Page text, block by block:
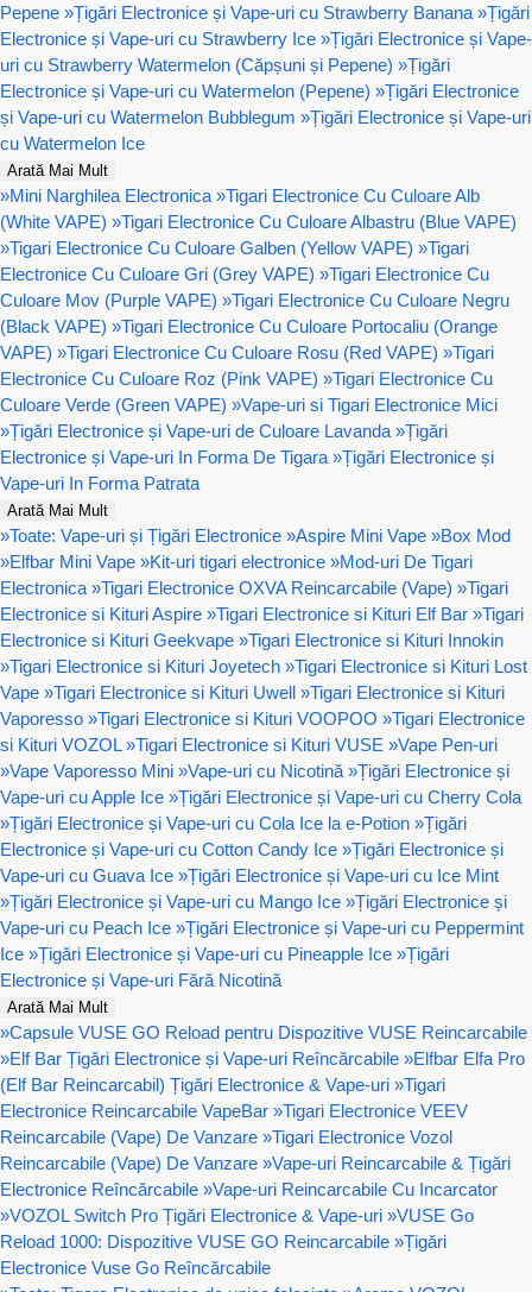
Pepene »Țigări Electronice și Vape-uri cu Strawberry Banana »Țigări
Electronice și Vape-uri cu Strawberry Ice »Țigări Electronice și Vape-
uri cu Strawberry Watermelon (Căpșuni și Pepene) »Țigări
Electronice și Vape-uri cu Watermelon (Pepene) »Țigări Electronice
și Vape-uri cu Watermelon Bubblegum »Țigări Electronice și Vape-uri
cu Watermelon Ice
Arată Mai Mult
»Mini Narghilea Electronica »Tigari Electronice Cu Culoare Alb
(White VAPE) »Tigari Electronice Cu Culoare Albastru (Blue VAPE)
»Tigari Electronice Cu Culoare Galben (Yellow VAPE) »Tigari
Electronice Cu Culoare Gri (Grey VAPE) »Tigari Electronice Cu
Culoare Mov (Purple VAPE) »Tigari Electronice Cu Culoare Negru
(Black VAPE) »Tigari Electronice Cu Culoare Portocaliu (Orange
VAPE) »Tigari Electronice Cu Culoare Rosu (Red VAPE) »Tigari
Electronice Cu Culoare Roz (Pink VAPE) »Tigari Electronice Cu
Culoare Verde (Green VAPE) »Vape-uri si Tigari Electronice Mici
»Țigări Electronice și Vape-uri de Culoare Lavanda »Țigări
Electronice și Vape-uri In Forma De Tigara »Țigări Electronice și
Vape-uri In Forma Patrata
Arată Mai Mult
»Toate: Vape-uri și Țigări Electronice »Aspire Mini Vape »Box Mod
»Elfbar Mini Vape »Kit-uri tigari electronice »Mod-uri De Tigari
Electronica »Tigari Electronice OXVA Reincarcabile (Vape) »Tigari
Electronice si Kituri Aspire »Tigari Electronice si Kituri Elf Bar »Tigari
Electronice si Kituri Geekvape »Tigari Electronice si Kituri Innokin
»Tigari Electronice si Kituri Joyetech »Tigari Electronice si Kituri Lost
Vape »Tigari Electronice si Kituri Uwell »Tigari Electronice si Kituri
Vaporesso »Tigari Electronice si Kituri VOOPOO »Tigari Electronice
si Kituri VOZOL »Tigari Electronice si Kituri VUSE »Vape Pen-uri
»Vape Vaporesso Mini »Vape-uri cu Nicotină »Țigări Electronice și
Vape-uri cu Apple Ice »Țigări Electronice și Vape-uri cu Cherry Cola
»Țigări Electronice și Vape-uri cu Cola Ice la e-Potion »Țigări
Electronice și Vape-uri cu Cotton Candy Ice »Țigări Electronice și
Vape-uri cu Guava Ice »Țigări Electronice și Vape-uri cu Ice Mint
»Țigări Electronice și Vape-uri cu Mango Ice »Țigări Electronice și
Vape-uri cu Peach Ice »Țigări Electronice și Vape-uri cu Peppermint
Ice »Țigări Electronice și Vape-uri cu Pineapple Ice »Țigări
Electronice și Vape-uri Fără Nicotină
Arată Mai Mult
»Capsule VUSE GO Reload pentru Dispozitive VUSE Reincarcabile
»Elf Bar Țigări Electronice și Vape-uri Reîncărcabile »Elfbar Elfa Pro
(Elf Bar Reincarcabil) Țigări Electronice & Vape-uri »Tigari
Electronice Reincarcabile VapeBar »Tigari Electronice VEEV
Reincarcabile (Vape) De Vanzare »Tigari Electronice Vozol
Reincarcabile (Vape) De Vanzare »Vape-uri Reincarcabile & Țigări
Electronice Reîncărcabile »Vape-uri Reincarcabile Cu Incarcator
»VOZOL Switch Pro Țigări Electronice & Vape-uri »VUSE Go
Reload 1000: Dispozitive VUSE GO Reincarcabile »Țigări
Electronice Vuse Go Reîncărcabile